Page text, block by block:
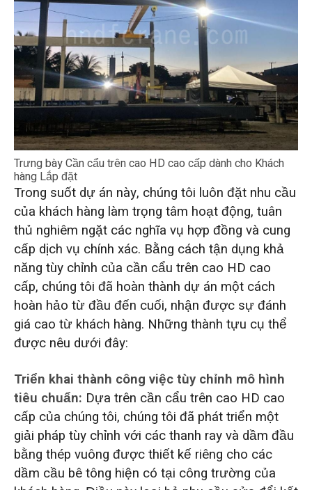
Trưng bày Cần cẩu trên cao HD cao cấp dành cho Khách
hàng Lắp đặt
Trong suốt dự án này, chúng tôi luôn đặt nhu cầu
của khách hàng làm trọng tâm hoạt động, tuân
thủ nghiêm ngặt các nghĩa vụ hợp đồng và cung
cấp dịch vụ chính xác. Bằng cách tận dụng khả
năng tùy chỉnh của cần cẩu trên cao HD cao
cấp, chúng tôi đã hoàn thành dự án một cách
hoàn hảo từ đầu đến cuối, nhận được sự đánh
giá cao từ khách hàng. Những thành tựu cụ thể
được nêu dưới đây:
Triển khai thành công việc tùy chỉnh mô hình
tiêu chuẩn: Dựa trên cần cẩu trên cao HD cao
cấp của chúng tôi, chúng tôi đã phát triển một
giải pháp tùy chỉnh với các thanh ray và dầm đầu
bằng thép vuông được thiết kế riêng cho các
dầm cầu bê tông hiện có tại công trường của